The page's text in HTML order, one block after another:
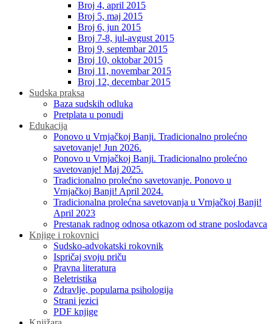
Broj 4, april 2015
Broj 5, maj 2015
Broj 6, jun 2015
Broj 7-8, jul-avgust 2015
Broj 9, septembar 2015
Broj 10, oktobar 2015
Broj 11, novembar 2015
Broj 12, decembar 2015
Sudska praksa
Baza sudskih odluka
Pretplata u ponudi
Edukacija
Ponovo u Vrnjačkoj Banji. Tradicionalno prolećno
savetovanje! Jun 2026.
Ponovo u Vrnjačkoj Banji. Tradicionalno prolećno
savetovanje! Maj 2025.
Tradicionalno prolećno savetovanje. Ponovo u
Vrnjačkoj Banji! April 2024.
Tradicionalna prolećna savetovanja u Vrnjačkoj Banji!
April 2023
Prestanak radnog odnosa otkazom od strane poslodavca
Knjige i rokovnici
Sudsko-advokatski rokovnik
Ispričaj svoju priču
Pravna literatura
Beletristika
Zdravlje, popularna psihologija
Strani jezici
PDF knjige